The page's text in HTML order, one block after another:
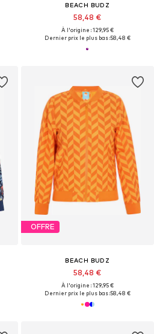
BEACH BUDZ
58,48 €
À l'origine : 129,95 €
Dernier prix le plus bas :58,48 €
OFFRE
BEACH BUDZ
58,48 €
À l'origine : 129,95 €
Dernier prix le plus bas :58,48 €